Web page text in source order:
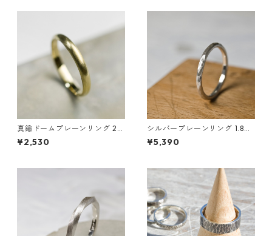
真鍮ドームプレーンリング 2.5
mm幅 つや消し 3号～27号｜
WKH DOME PLAIN RING 2.5
¥2,530
シルバープレーンリング 1.8m
m幅 つや消し槌目 3号～27号
｜WKS PLANE RING 1.8 sv m
¥5,390